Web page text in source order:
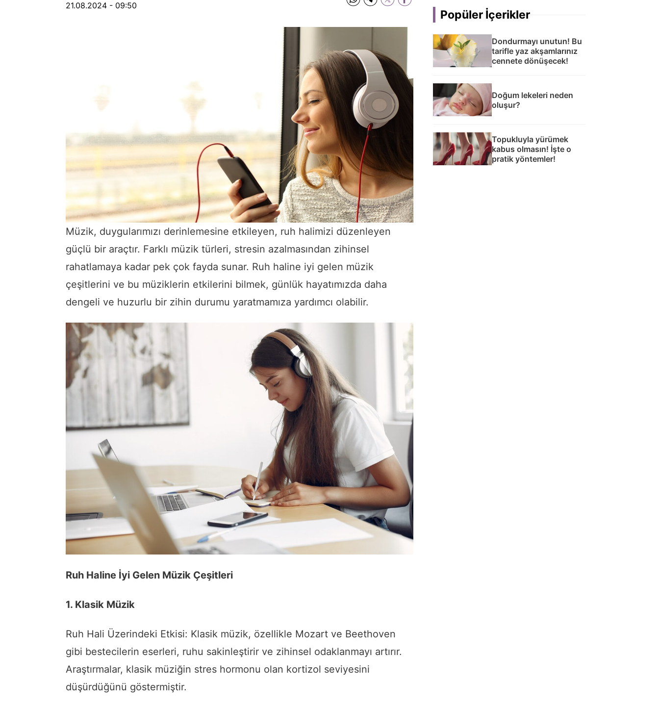
21.08.2024 - 09:50
Müzik, duygularımızı derinlemesine etkileyen, ruh halimizi düzenleyen
güçlü bir araçtır. Farklı müzik türleri, stresin azalmasından zihinsel
rahatlamaya kadar pek çok fayda sunar. Ruh haline iyi gelen müzik
çeşitlerini ve bu müziklerin etkilerini bilmek, günlük hayatımızda daha
dengeli ve huzurlu bir zihin durumu yaratmamıza yardımcı olabilir.
Ruh Haline İyi Gelen Müzik Çeşitleri
1. Klasik Müzik
Ruh Hali Üzerindeki Etkisi: Klasik müzik, özellikle Mozart ve Beethoven
gibi bestecilerin eserleri, ruhu sakinleştirir ve zihinsel odaklanmayı artırır.
Araştırmalar, klasik müziğin stres hormonu olan kortizol seviyesini
düşürdüğünü göstermiştir.
Popüler İçerikler
Dondurmayı unutun! Bu
tarifle yaz akşamlarınız
cennete dönüşecek!
Doğum lekeleri neden
oluşur?
Topukluyla yürümek
kabus olmasın! İşte o
pratik yöntemler!